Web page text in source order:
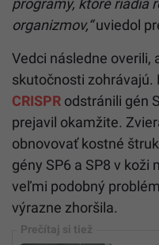
organizmov,“uviedol
Vedci následne overili,
skutočnosti zohrávajú.
CRISPR odstránili gén
prejavil okamžite.
obnovovať kostné
gény SP6 a SP8 v koži
veľmi podobný
výrazne zhoršila.